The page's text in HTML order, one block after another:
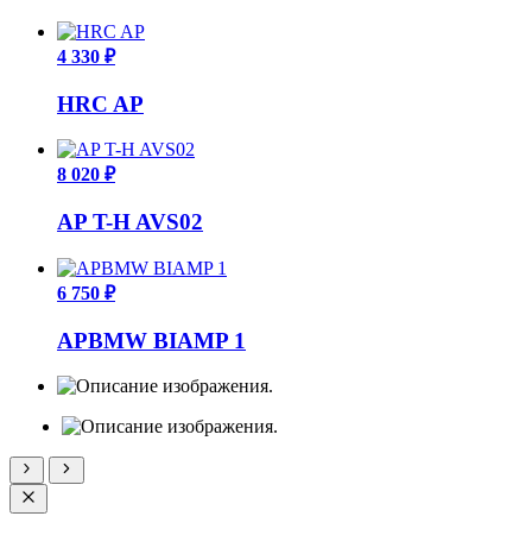
4 330 ₽
HRC AP
8 020 ₽
AP T-H AVS02
6 750 ₽
APBMW BIAMP 1